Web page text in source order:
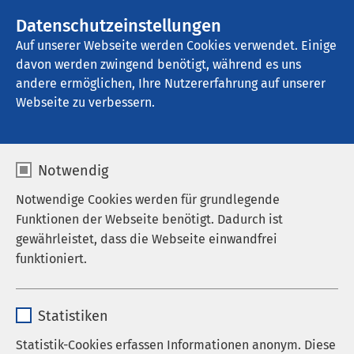
Datenschutzeinstellungen
Auf unserer Webseite werden Cookies verwendet. Einige
davon werden zwingend benötigt, während es uns
andere ermöglichen, Ihre Nutzererfahrung auf unserer
Webseite zu verbessern.
Notwendig
Notwendige Cookies werden für grundlegende
Funktionen der Webseite benötigt. Dadurch ist
gewährleistet, dass die Webseite einwandfrei
funktioniert.
Anbieter sgalinski
Statistiken
Statistik-Cookies erfassen Informationen anonym. Diese
Startseite der AMEOS Gruppe Aktuelles Nachrichten
Klicken Sie hier, damit Ihnen die Inhalte
angezeigt werden.